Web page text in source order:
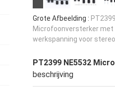
Grote Afbeelding :
Microfoonversterker met
werkspanning voor
PT2399 NE5532
beschrijving